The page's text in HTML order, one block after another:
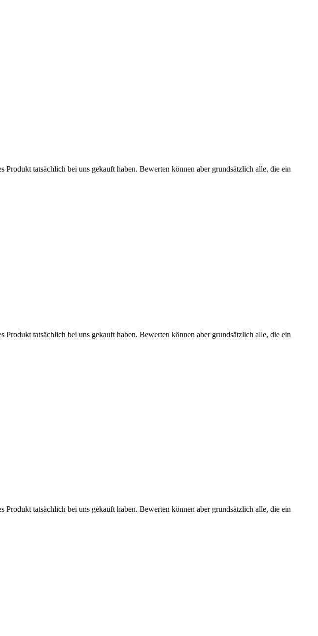
tatsächlich bei uns gekauft haben. Bewerten können aber grundsätzlich alle, die ein
tatsächlich bei uns gekauft haben. Bewerten können aber grundsätzlich alle, die ein
tatsächlich bei uns gekauft haben. Bewerten können aber grundsätzlich alle, die ein